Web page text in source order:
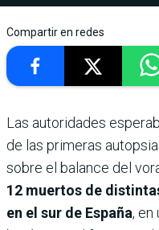
Compartir en redes
Las autoridades
de las primeras
sobre el balance del
12 muertos de
en el sur de España, en